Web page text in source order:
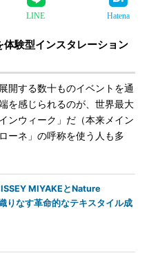
LINE Hatena
験型インスタレーション
開する数十ものイベントを通
を感じられるのが、世界最大
ンウィーク」だ（本来メイン
ーネ」の呼称を使う人も多
MIYAKEとNature
りなす革命的なテキスタイル成